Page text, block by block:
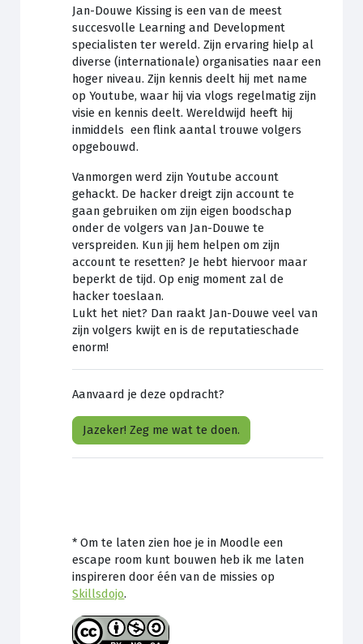
Jan-Douwe Kissing is een van de meest
succesvolle Learning and Development
specialisten ter wereld. Zijn ervaring hielp al
diverse (internationale) organisaties naar een
hoger niveau. Zijn kennis deelt hij met name
op Youtube, waar hij via vlogs regelmatig zijn
visie en kennis deelt. Wereldwijd heeft hij
inmiddels een flink aantal trouwe volgers
opgebouwd.
Vanmorgen werd zijn Youtube account
gehackt. De hacker dreigt zijn account te
gaan gebruiken om zijn eigen boodschap
onder de volgers van Jan-Douwe te
verspreiden. Kun jij hem helpen om zijn
account te resetten? Je hebt hiervoor maar
beperkt de tijd. Op enig moment zal de
hacker toeslaan.
Lukt het niet? Dan raakt Jan-Douwe veel van
zijn volgers kwijt en is de reputatieschade
enorm!
Aanvaard je deze opdracht?
Jazeker! Zeg me wat te doen.
* Om te laten zien hoe je in Moodle een
escape room kunt bouwen heb ik me laten
inspireren door één van de missies op
Skillsdojo.